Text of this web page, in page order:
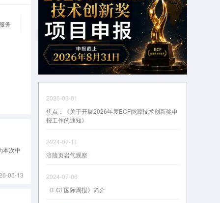
务
本次中
05-13
2026-03-01
焦点：《关于开展2026年度ECF能源技术创新奖申
报工作的通知》
2024-07-11
涪陵页岩气观察
2024-07-06
《ECF国际周报》简介